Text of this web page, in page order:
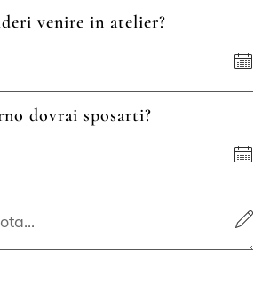
venire in atelier?
dovrai sposarti?